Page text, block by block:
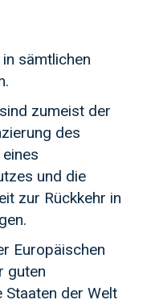
sämtlichen
zumeist der
des
und die
zur Rückkehr in
Europäischen
guten
Staaten der Welt